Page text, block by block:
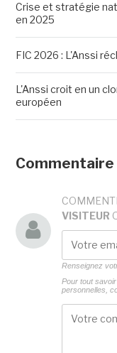
Crise et stratégie
en 2025
FIC 2026 : L'Anssi
L'Anssi croit en un
européen
Commentaire
VISITEUR
Renseignez
Pour tout
personnelles,